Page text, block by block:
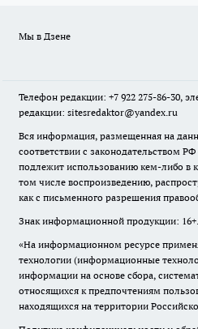
Мы в Дзене
Телефон редакции: +7 922 275-86-30,
редакции: sitesredaktor@yandex.ru
Вся информация, размещенная на
соответствии с законодательством
подлежит использованию кем-либо в
том числе воспроизведению,
как с письменного разрешения
Знак информационной продукции: 16+.
«На информационном ресурсе
технологии (информационные
информации на основе сбора,
относящихся к предпочтениям
находящихся на территории